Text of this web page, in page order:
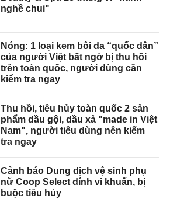
nghề chui"
Nóng: 1 loại kem bôi da “quốc dân”
của người Việt bất ngờ bị thu hồi
trên toàn quốc, người dùng cần
kiểm tra ngay
Thu hồi, tiêu hủy toàn quốc 2 sản
phẩm dầu gội, dầu xả "made in Việt
Nam", người tiêu dùng nên kiểm
tra ngay
Cảnh báo Dung dịch vệ sinh phụ
nữ Coop Select dính vi khuẩn, bị
buộc tiêu hủy